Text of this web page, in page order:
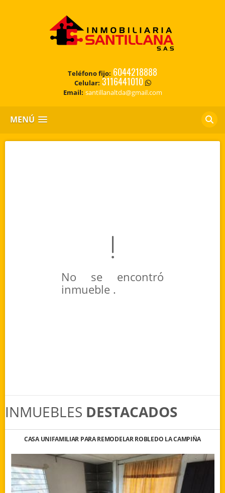
Teléfono fijo: 6044218888
Celular: 3116441010
Email: santillanaltda@gmail.com
MENÚ
No se encontró
inmueble .
INMUEBLES DESTACADOS
CASA UNIFAMILIAR PARA REMODELAR ROBLEDO LA CAMPIÑA